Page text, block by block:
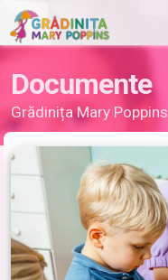
Documente
Grădinița Mary Poppins